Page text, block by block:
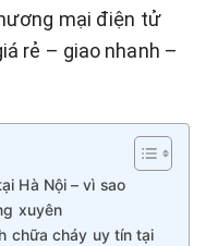
mại điện tử
rẻ – giao nhanh –
Hà Nội – vì sao
xuyên
chữa cháy uy tín tại